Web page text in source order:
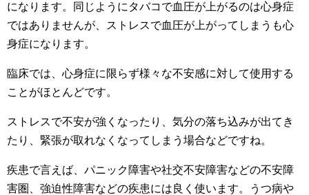
になります。同じようにタバコで血圧が上がるのは心身症
ではありませんが、ストレスで血圧が上がってしまうも心
身症になります。
臨床では、心身症に限らず様々な不安感に対して使用する
ことがほとんどです。
ストレスで不安が強くなったり、気分の落ち込みが出てき
たり、緊張が取れなくなってしまう場合などですね。
疾患で言えば、パニック障害や社交不安障害などの不安障
害圏、強迫性障害などの疾患には良く使います。うつ病や